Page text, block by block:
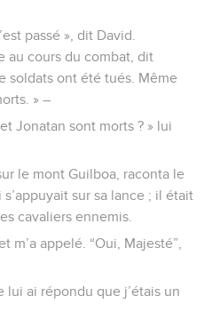
passé », dit David.
au cours du combat, dit
soldats ont été tués. Même
» –
Jonatan sont morts ? » lui
le mont Guilboa, raconta le
sur sa lance ; il était
cavaliers ennemis.
m’a appelé. “Oui, Majesté”,
lui ai répondu que j’étais un